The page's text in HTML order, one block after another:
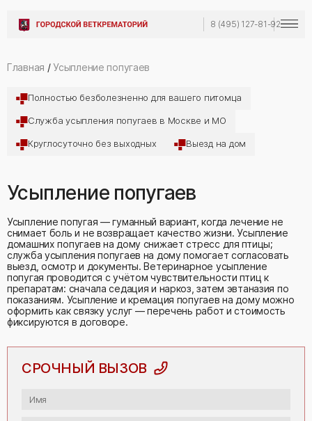
8 (495) 127-81-92
Главная / Усыпление попугаев
Полностью безболезненно для вашего питомца
Служба усыпления попугаев в Москве и МО
Круглосуточно без выходных Выезд на дом
Усыпление попугаев
Усыпление попугая — гуманный вариант, когда лечение не
снимает боль и не возвращает качество жизни. Усыпление
домашних попугаев на дому снижает стресс для птицы;
служба усыпления попугаев на дому помогает согласовать
выезд, осмотр и документы. Ветеринарное усыпление
попугая проводится с учётом чувствительности птиц к
препаратам: сначала седация и наркоз, затем эвтаназия по
показаниям. Усыпление и кремация попугаев на дому можно
оформить как связку услуг — перечень работ и стоимость
фиксируются в договоре.
СРОЧНЫЙ ВЫЗОВ